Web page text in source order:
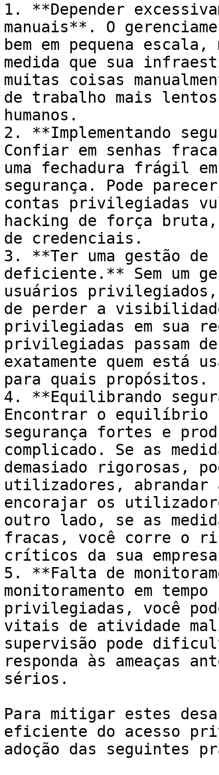
1. **Depender
manuais**. O
bem em pequena
medida que sua
muitas coisas
de trabalho mais
humanos.
2. **Implementando
Confiar em senhas
uma fechadura frágil
segurança. Pode
contas privilegiadas
hacking de força
de credenciais.
3. **Ter uma gestão
deficiente.** Sem um
usuários
de perder a
privilegiadas em sua
privilegiadas passam
exatamente quem está
para quais propósitos.
4. **Equilibrando
Encontrar o equilíbrio
segurança fortes e
complicado. Se as
demasiado rigorosas,
utilizadores, abrandar
encorajar os
outro lado, se as
fracas, você corre o
críticos da sua
5. **Falta de
monitoramento em
privilegiadas, você
vitais de atividade
supervisão pode
responda às ameaças
sérios.
Para mitigar estes
eficiente do acesso
adoção das seguintes